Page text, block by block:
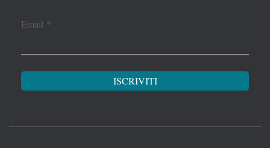
Email *